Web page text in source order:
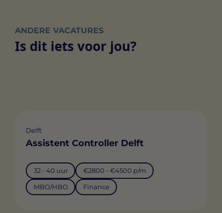
ANDERE VACATURES
Is dit iets voor jou?
Delft
Assistent Controller Delft
32 - 40 uur €2800 - €4500 p/m
MBO/HBO Finance